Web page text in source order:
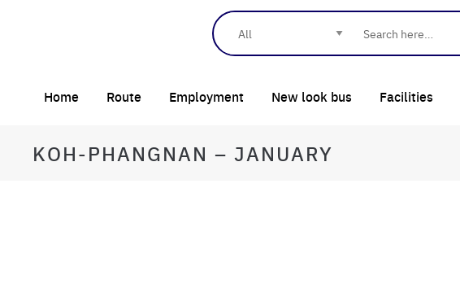
Home Route Employment New look bus Facilities
KOH-PHANGNAN – JANUARY